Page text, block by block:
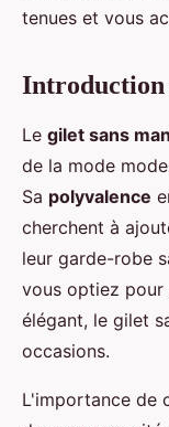
tenues et vous
Introduction
Le gilet sans
de la mode
Sa polyvalence
cherchent à
leur garde-robe
vous optiez
élégant, le gilet
occasions.
L'importance de